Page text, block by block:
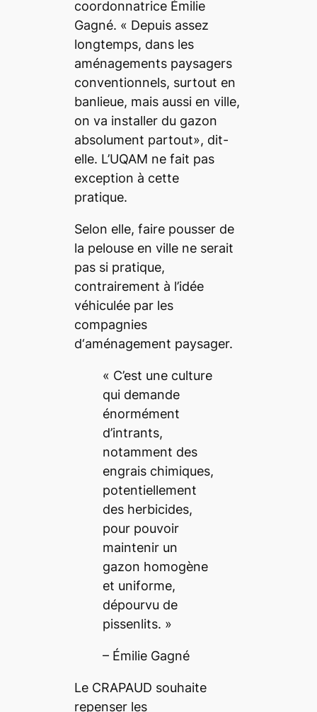
coordonnatrice Émilie
Gagné. « Depuis assez
longtemps, dans les
aménagements paysagers
conventionnels, surtout en
banlieue, mais aussi en ville,
on va installer du gazon
absolument partout», dit-
elle. L’UQAM ne fait pas
exception à cette
pratique.
Selon elle, faire pousser de
la pelouse en ville ne serait
pas si pratique,
contrairement à l’idée
véhiculée par les
compagnies
d‘aménagement paysager.
« C’est une culture
qui demande
énormément
d’intrants,
notamment des
engrais chimiques,
potentiellement
des herbicides,
pour pouvoir
maintenir un
gazon homogène
et uniforme,
dépourvu de
pissenlits. »
– Émilie Gagné
Le CRAPAUD souhaite
repenser les